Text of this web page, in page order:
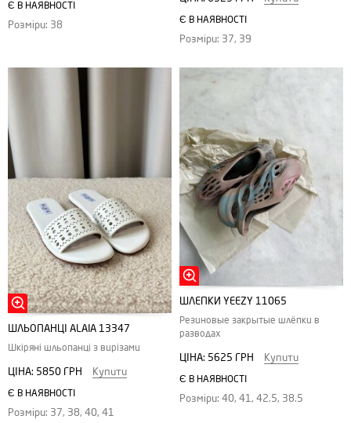
Є В НАЯВНОСТІ
Розміри: 38 Є В НАЯВНОСТІ
Розміри: 37, 39
ШЛЬОПАНЦІ ALAIA 13347
Шкіряні шльопанці з вирізами
ЦІНА: 5850 ГРН Купити
Є В НАЯВНОСТІ
Розміри: 37, 38, 40, 41
ШЛЕПКИ YEEZY 11065
Резиновые закрытые шлёпки в
разводах
ЦІНА: 5625 ГРН Купити
Є В НАЯВНОСТІ
Розміри: 40, 41, 42.5, 38.5